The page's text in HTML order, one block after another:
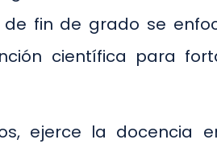
de fin de grado se
científica para
ejerce la docencia